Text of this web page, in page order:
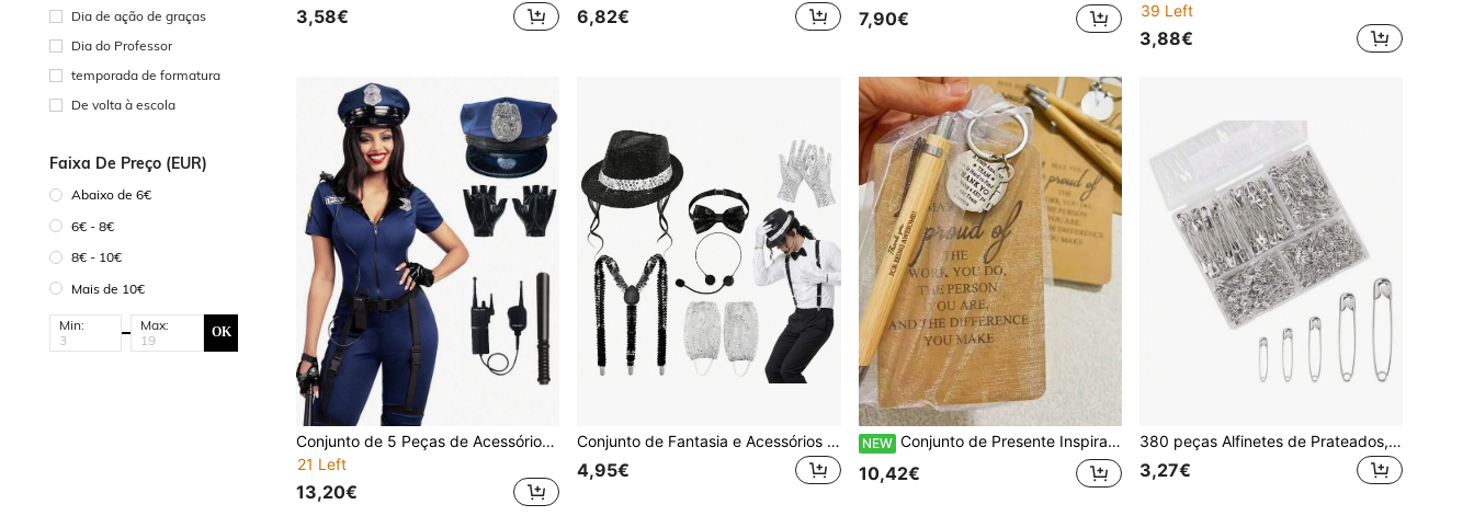
Dia de ação de graças
Dia do Professor
temporada de formatura
De volta à escola
Faixa De Preço (EUR)
Abaixo de 6€
6€ - 8€
8€ - 10€
Mais de 10€
Min: Max: OK
3,58€ 6,82€ 7,90€
39 Left
3,88€
Conjunto de 5 Peças de Acessórios Estilo Oficial Militar para Mulher, Adequado para Cosplay, Festa à Fantasia, Feriados, Concertos, Dia dos Namorados e Mais
21 Left
13,20€
Conjunto de Fantasia e Acessórios "Rock Star" com 1/4/6/5/8 peças, com roupa de bailarino e estrela do rock dos anos 80, chapéu fedora com lantejoulas, luvas, suspensórios, laço e polainas
4,95€
NEW Conjunto de Presente Inspirador com 36 Peças - Caneta Telescópica de Bambu com Chaveiro e Caderno de Gratidão - Adequado para Funcionários e Voluntários - Conjunto de Presente Universal de Papel para Ação de Graças e Natal, Presente de Reconhecimento de Funcionários, Presente de Reconhecimento de Voluntários, Combinação de Presente Atenciosa, Acessório de Chaveiro na Moda, Caderno Premium, Durável, Diário de Gratidão, Artigos de Escritório, Líder de Equipa, Organizador de Eventos
10,42€
380 peças Alfinetes de Prateados, Tamanhos Variados, Alfinetes de , Alfinetes de Pequenos, Alfinetes de em Lote, Alfinetes de Grandes, Alfinetes de para Roupa
3,27€